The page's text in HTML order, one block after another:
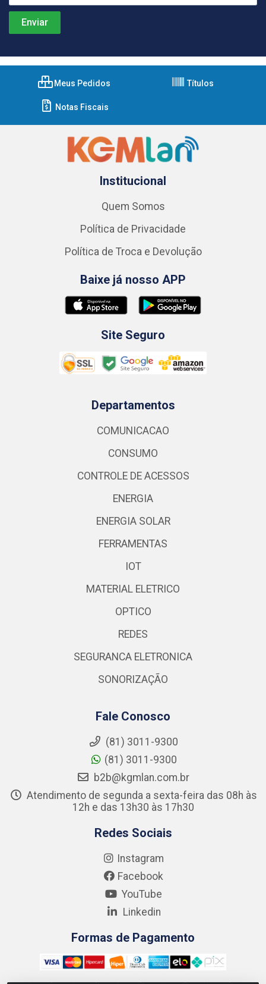
Meus Pedidos Títulos
Notas Fiscais
Institucional
Quem Somos
Política de Privacidade
Política de Troca e Devolução
Baixe já nosso APP
Site Seguro
Departamentos
COMUNICACAO
CONSUMO
CONTROLE DE ACESSOS
ENERGIA
ENERGIA SOLAR
FERRAMENTAS
IOT
MATERIAL ELETRICO
OPTICO
REDES
SEGURANCA ELETRONICA
SONORIZAÇÃO
Fale Conosco
(81) 3011-9300
(81) 3011-9300
b2b@kgmlan.com.br
Atendimento de segunda a sexta-feira das 08h às
12h e das 13h30 às 17h30
Redes Sociais
Instagram
Facebook
YouTube
Linkedin
Formas de Pagamento